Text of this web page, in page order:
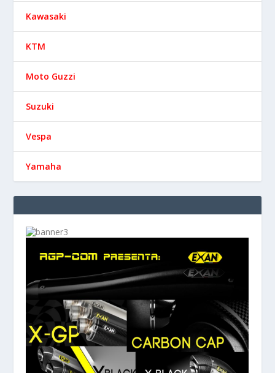
Kawasaki
KTM
Moto Guzzi
Suzuki
Vespa
Yamaha